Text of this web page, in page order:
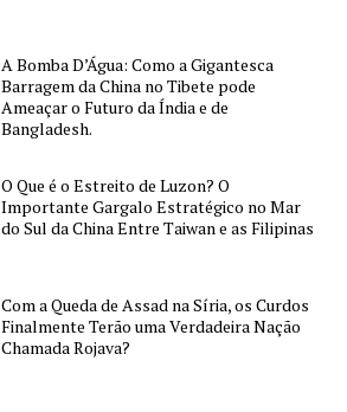
A Bomba D’Água: Como a Gigantesca
Barragem da China no Tibete pode
Ameaçar o Futuro da Índia e de
Bangladesh.
O Que é o Estreito de Luzon? O
Importante Gargalo Estratégico no Mar
do Sul da China Entre Taiwan e as Filipinas
Com a Queda de Assad na Síria, os Curdos
Finalmente Terão uma Verdadeira Nação
Chamada Rojava?